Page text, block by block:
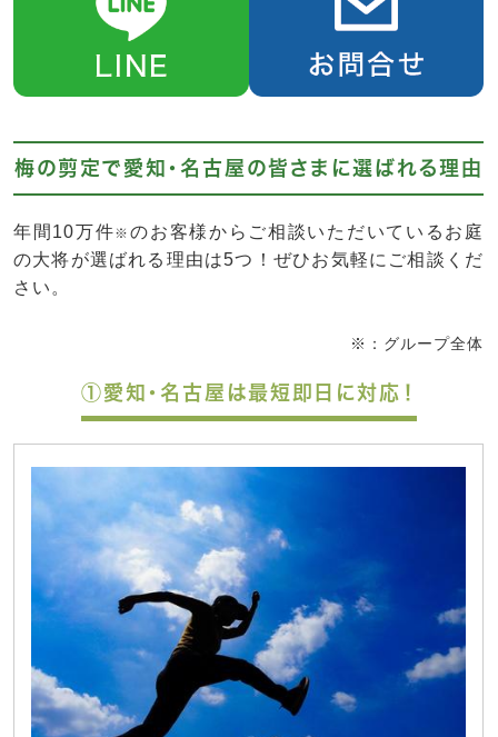
梅の剪定で愛知・名古屋の皆さまに選ばれる理由
年間10万件※のお客様からご相談いただいているお庭
の大将が選ばれる理由は5つ！ぜひお気軽にご相談くだ
さい。
※：グループ全体
①愛知・名古屋は最短即日に対応！